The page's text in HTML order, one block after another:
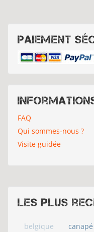
Paiement
FAQ
Qui sommes-nous ?
Visite guidée
Les plus
belgique canapé